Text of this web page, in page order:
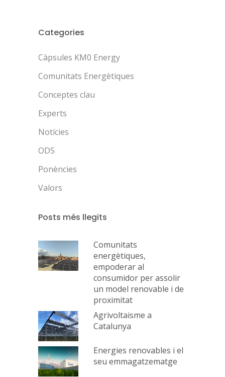
Categories
Càpsules KM0 Energy
Comunitats Energètiques
Conceptes clau
Experts
Notícies
ODS
Ponències
Valors
Posts més llegits
Comunitats
energètiques,
empoderar al
consumidor per assolir
un model renovable i de
proximitat
Agrivoltaisme a
Catalunya
Energies renovables i el
seu emmagatzematge